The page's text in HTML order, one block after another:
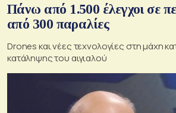
Πάνω από 1.500 έλεγχοι σε
από 300 παραλίες
Drones και νέες τεχνολογίες στη μάχη
κατάληψης του αιγιαλού